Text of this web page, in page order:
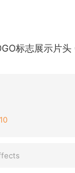
标志展示片